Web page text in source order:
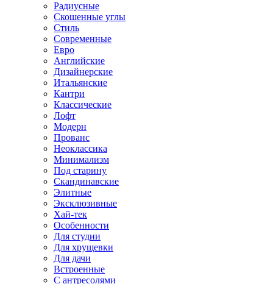
Радиусные
Скошенные углы
Стиль
Современные
Евро
Английские
Дизайнерские
Итальянские
Кантри
Классические
Лофт
Модерн
Прованс
Неоклассика
Минимализм
Под старину
Скандинавские
Элитные
Эксклюзивные
Хай-тек
Особенности
Для студии
Для хрущевки
Для дачи
Встроенные
С антресолями